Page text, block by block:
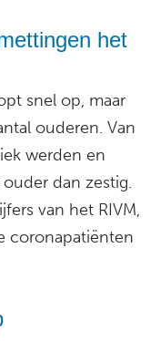
het
snel op, maar
ouderen. Van
werden en
dan zestig.
van het RIVM,
coronapatiënten